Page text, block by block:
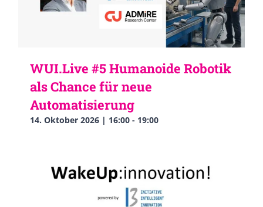
WUI.Live #5 Humanoide Robotik
als Chance für neue
Automatisierung
14. Oktober 2026 | 16:00 - 19:00